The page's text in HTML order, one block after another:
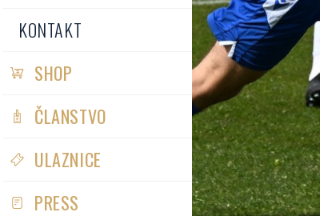
KONTAKT
SHOP
ČLANSTVO
ULAZNICE
PRESS